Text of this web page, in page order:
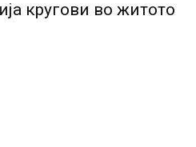
кругови во житото